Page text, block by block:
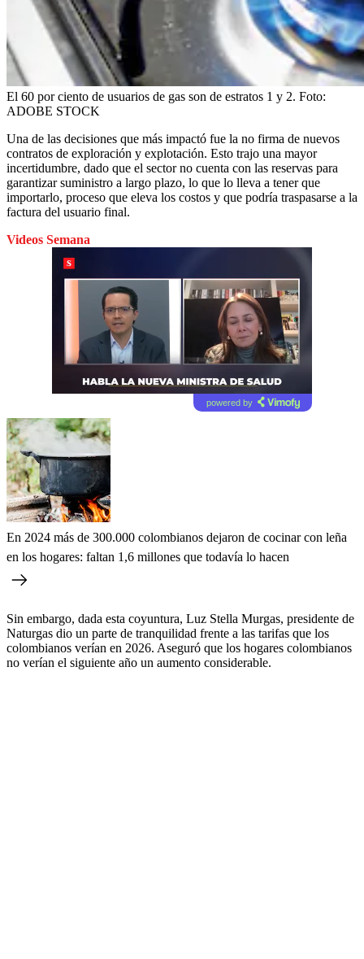
El 60 por ciento de usuarios de gas son de estratos 1 y 2. Foto:
ADOBE STOCK
Una de las decisiones que más impactó fue la no firma de nuevos
contratos de exploración y explotación. Esto trajo una mayor
incertidumbre, dado que el sector no cuenta con las reservas para
garantizar suministro a largo plazo, lo que lo lleva a tener que
importarlo, proceso que eleva los costos y que podría traspasarse a la
factura del usuario final.
Videos Semana
powered by
En 2024 más de 300.000 colombianos dejaron de cocinar con leña
en los hogares: faltan 1,6 millones que todavía lo hacen
Sin embargo, dada esta coyuntura, Luz Stella Murgas, presidente de
Naturgas dio un parte de tranquilidad frente a las tarifas que los
colombianos verían en 2026. Aseguró que los hogares colombianos
no verían el siguiente año un aumento considerable.